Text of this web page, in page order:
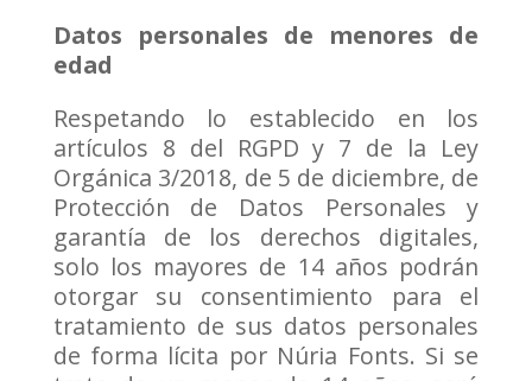
Datos personales de menores de
edad
Respetando lo establecido en los
artículos 8 del RGPD y 7 de la Ley
Orgánica 3/2018, de 5 de diciembre, de
Protección de Datos Personales y
garantía de los derechos digitales,
solo los mayores de 14 años podrán
otorgar su consentimiento para el
tratamiento de sus datos personales
de forma lícita por Núria Fonts. Si se